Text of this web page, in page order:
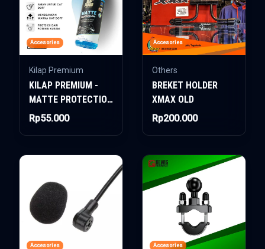
Accesories
Kilap Premium
KILAP PREMIUM -
MATTE PROTECTION
100ML
Rp55.000
Accesories
Others
BREKET HOLDER
XMAX OLD
Rp200.000
Accesories Accesories